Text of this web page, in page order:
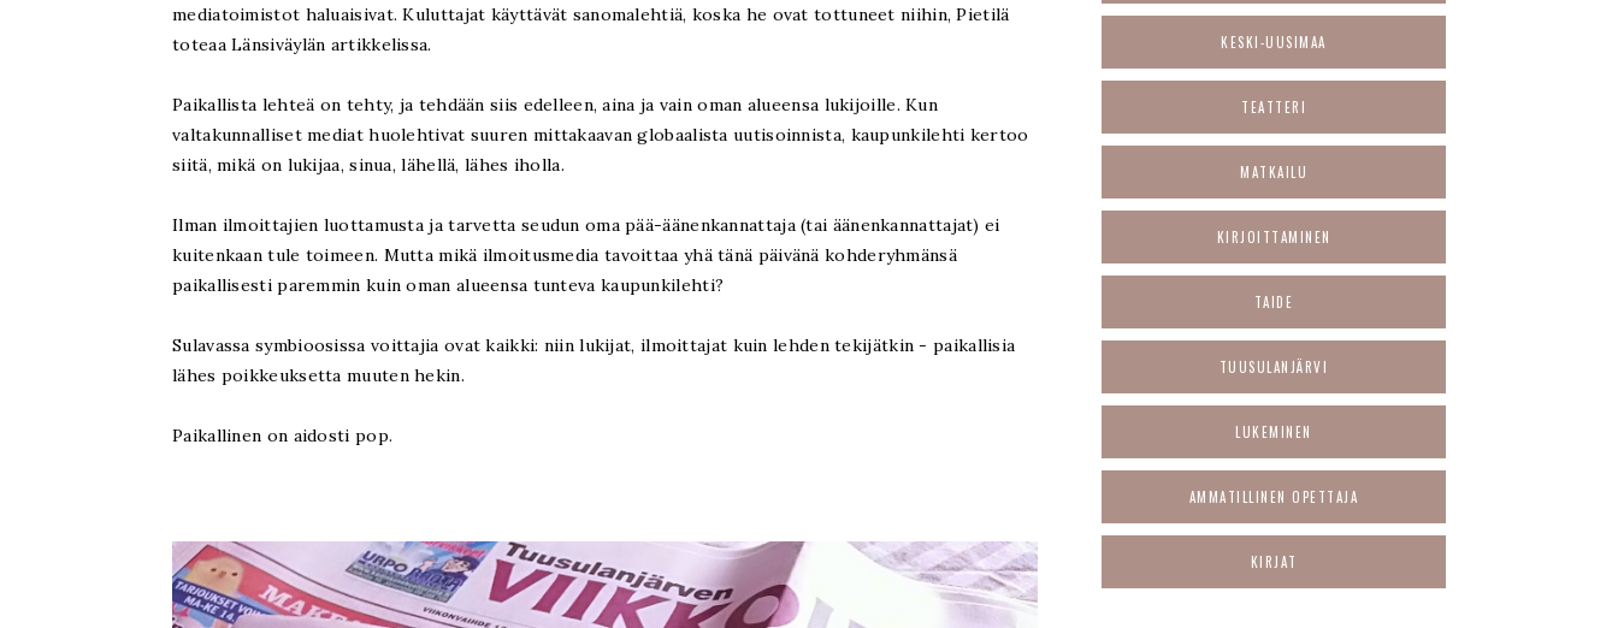
mediatoimistot haluaisivat. Kuluttajat käyttävät sanomalehtiä, koska he ovat tottuneet niihin, Pietilä
toteaa Länsiväylän artikkelissa.
Paikallista lehteä on tehty, ja tehdään siis edelleen, aina ja vain oman alueensa lukijoille. Kun
valtakunnalliset mediat huolehtivat suuren mittakaavan globaalista uutisoinnista, kaupunkilehti kertoo
siitä, mikä on lukijaa, sinua, lähellä, lähes iholla.
Ilman ilmoittajien luottamusta ja tarvetta seudun oma pää-äänenkannattaja (tai äänenkannattajat) ei
kuitenkaan tule toimeen. Mutta mikä ilmoitusmedia tavoittaa yhä tänä päivänä kohderyhmänsä
paikallisesti paremmin kuin oman alueensa tunteva kaupunkilehti?
Sulavassa symbioosissa voittajia ovat kaikki: niin lukijat, ilmoittajat kuin lehden tekijätkin - paikallisia
lähes poikkeuksetta muuten hekin.
Paikallinen on aidosti pop.
KESKI-UUSIMAA
TEATTERI
MATKAILU
KIRJOITTAMINEN
TAIDE
TUUSULANJÄRVI
LUKEMINEN
AMMATILLINEN OPETTAJA
KIRJAT